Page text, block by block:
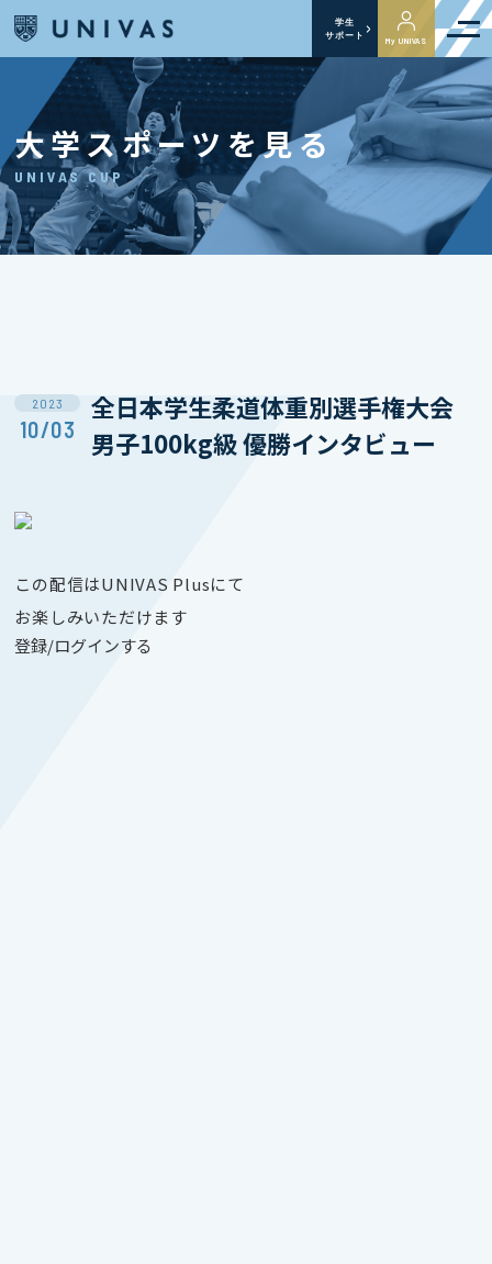
学生
サポート
My UNIVAS
大学スポーツを見る
UNIVAS CUP
2023
10/03
全日本学生柔道体重別選手権大会
男子100kg級 優勝インタビュー
この配信はUNIVAS Plusにて
お楽しみいただけます
登録/ログインする